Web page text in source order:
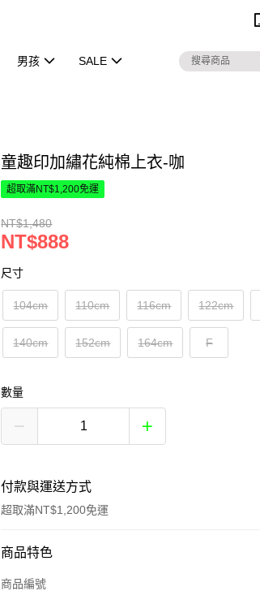
男孩 SALE
童趣印加繡花純棉上衣-咖
超取滿NT$1,200免運
NT$1,480
NT$888
尺寸
104cm 110cm 116cm 122cm
140cm 152cm 164cm F
數量
付款與運送方式
超取滿NT$1,200免運
付款方式
信用卡一次付款
商品特色
商品編號